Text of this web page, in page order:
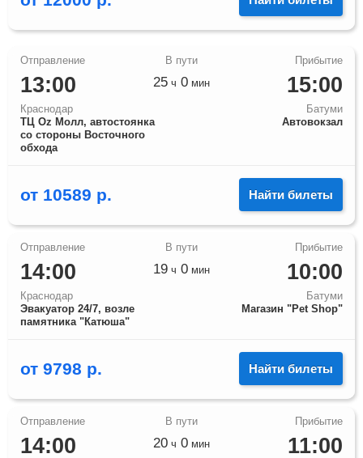
13:00
Краснодар
ТЦ Оz Молл, автостоянка
со стороны Восточного
обхода
15:00
Батуми
Автовокзал
25 ч 0 мин
от 10589 р. Найти билеты
14:00
Краснодар
Эвакуатор 24/7, возле
памятника "Катюша"
10:00
Батуми
Магазин "Pet Shop"
19 ч 0 мин
от 9798 р. Найти билеты
14:00 11:00
20 ч 0 мин